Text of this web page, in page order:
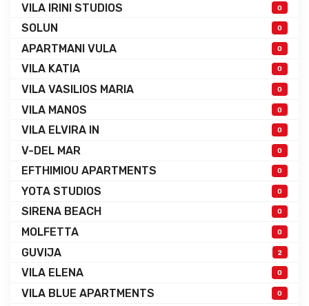
VILA IRINI STUDIOS 0
SOLUN 0
APARTMANI VULA 0
VILA KATIA 0
VILA VASILIOS MARIA 0
VILA MANOS 0
VILA ELVIRA IN 0
V-DEL MAR 0
EFTHIMIOU APARTMENTS 0
YOTA STUDIOS 0
SIRENA BEACH 0
MOLFETTA 0
GUVIJA 2
VILA ELENA 0
VILA BLUE APARTMENTS 0